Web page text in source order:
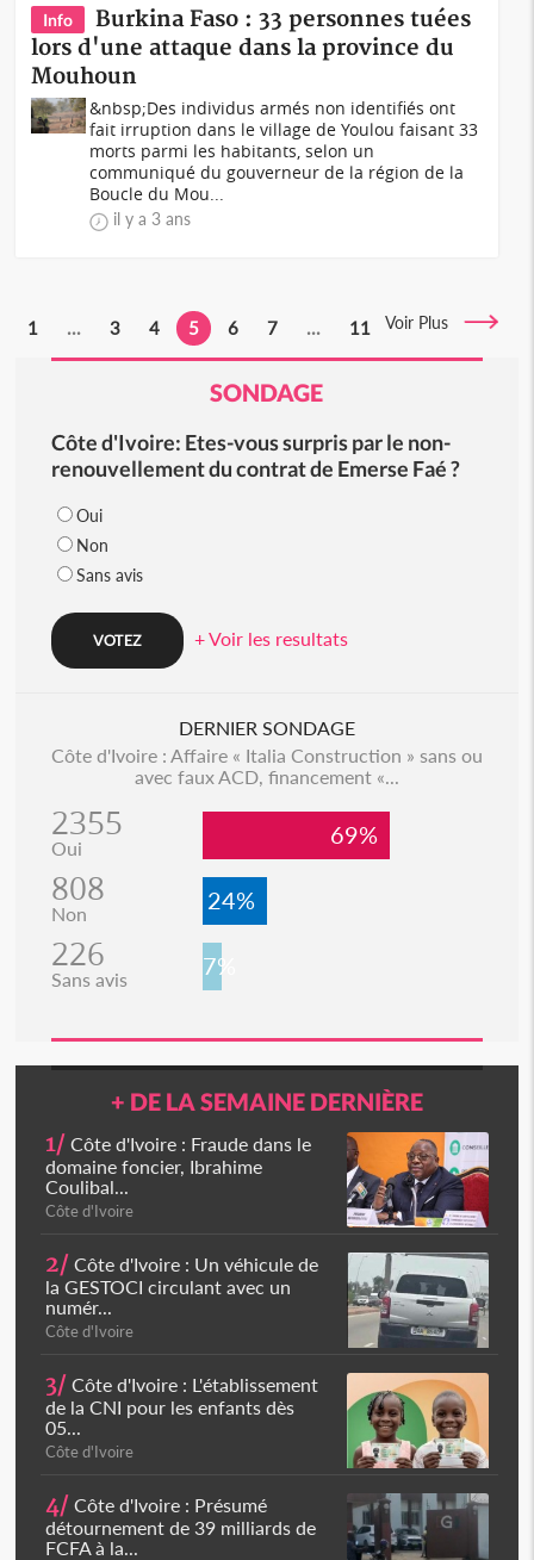
Info
Burkina Faso : 33 personnes tuées
lors d'une attaque dans la province du
Mouhoun
&nbsp;Des individus armés non identifiés ont
fait irruption dans le village de Youlou faisant 33
morts parmi les habitants, selon un
communiqué du gouverneur de la région de la
Boucle du Mou...
il y a 3 ans
1 ... 3 4 5 6 7 ... 11 Voir Plus
SONDAGE
Côte d'Ivoire: Etes-vous surpris par le non-
renouvellement du contrat de Emerse Faé ?
Oui
Non
Sans avis
+ Voir les resultats
DERNIER SONDAGE
Côte d'Ivoire : Affaire « Italia Construction » sans ou
avec faux ACD, financement «...
2355
Oui 69%
808
Non 24%
226
Sans avis 7%
+ DE LA SEMAINE DERNIÈRE
1/ Côte d'Ivoire : Fraude dans le
domaine foncier, Ibrahime
Coulibal...
Côte d'Ivoire
2/ Côte d'Ivoire : Un véhicule de
la GESTOCI circulant avec un
numér...
Côte d'Ivoire
3/ Côte d'Ivoire : L'établissement
de la CNI pour les enfants dès
05...
Côte d'Ivoire
4/ Côte d'Ivoire : Présumé
détournement de 39 milliards de
FCFA à la...